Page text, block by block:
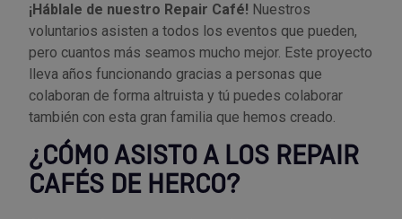
¡Háblale de nuestro Repair Café! Nuestros
voluntarios asisten a todos los eventos que pueden,
pero cuantos más seamos mucho mejor. Este proyecto
lleva años funcionando gracias a personas que
colaboran de forma altruista y tú puedes colaborar
también con esta gran familia que hemos creado.
¿CÓMO ASISTO A LOS REPAIR
CAFÉS DE HERCO?